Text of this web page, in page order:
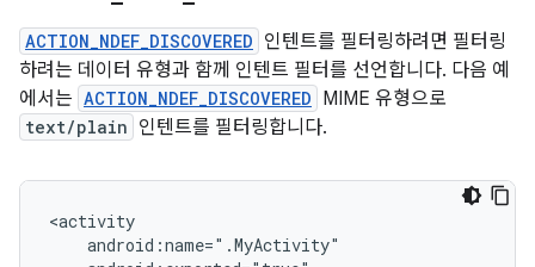
ACTION_NDEF_DISCOVERED 인텐트를 필터링하려면 필터링
하려는 데이터 유형과 함께 인텐트 필터를 선언합니다. 다음 예
에서는 ACTION_NDEF_DISCOVERED MIME 유형으로
text/plain 인텐트를 필터링합니다.